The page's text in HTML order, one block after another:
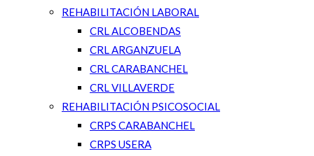
REHABILITACIÓN LABORAL
CRL ALCOBENDAS
CRL ARGANZUELA
CRL CARABANCHEL
CRL VILLAVERDE
REHABILITACIÓN PSICOSOCIAL
CRPS CARABANCHEL
CRPS USERA